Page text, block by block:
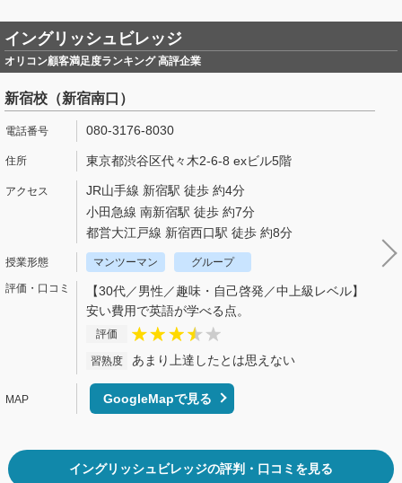
イングリッシュビレッジ
オリコン顧客満足度ランキング 高評企業
新宿校（新宿南口）
080-3176-8030
東京都渋谷区代々木2-6-8 exビル5階
JR山手線 新宿駅 徒歩 約4分
小田急線 南新宿駅 徒歩 約7分
都営大江戸線 新宿西口駅 徒歩 約8分
マンツーマン グループ
【30代／男性／趣味・自己啓発／中上級レベル】
安い費用で英語が学べる点。
評価
習熟度 あまり上達したとは思えない
GoogleMapで見る
イングリッシュビレッジの評判・口コミを見る